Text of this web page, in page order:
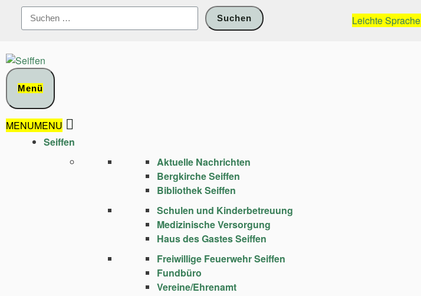
Suchen
nach:
Leichte Sprache
Menü
MENUMENU
Seiffen
Aktuelle Nachrichten
Bergkirche Seiffen
Bibliothek Seiffen
Schulen und Kinder­betreuung
Medizinische Versorgung
Haus des Gastes Seiffen
Freiwillige Feuerwehr Seiffen
Fundbüro
Vereine/Ehrenamt